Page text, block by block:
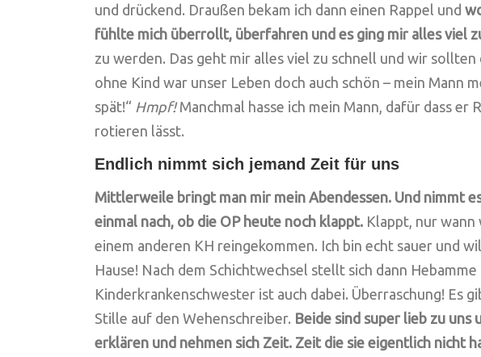
und drückend. Draußen bekam ich dann einen Rappel und
fühlte mich überrollt, überfahren und es ging mir alles viel
zu werden. Das geht mir alles viel zu schnell und wir sollten
ohne Kind war unser Leben doch auch schön – mein Mann
spät!“ Hmpf!Manchmal hasse ich mein Mann, dafür dass er
rotieren lässt.
Endlich nimmt sich jemand Zeit für uns
Mittlerweile bringt man mir mein Abendessen. Und nimmt
einmal nach, ob die OP heute noch klappt. Klappt, nur
einem anderen KH reingekommen. Ich bin echt sauer und
Hause! Nach dem Schichtwechsel stellt sich dann
Kinderkrankenschwester ist auch dabei. Überraschung! Es
Stille auf den Wehenschreiber. Beide sind super lieb zu uns
erklären und nehmen sich Zeit. Zeit die sie eigentlich nicht